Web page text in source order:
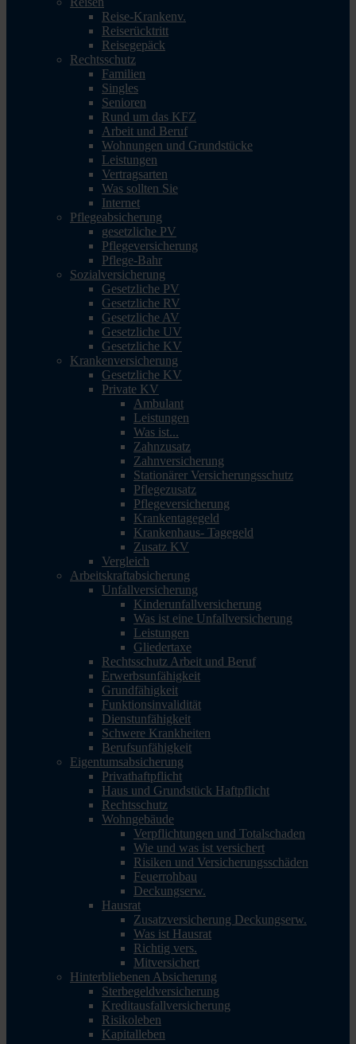
Reise-Krankenv.
Reiserücktritt
Reisegepäck
Rechtsschutz
Familien
Singles
Senioren
Rund um das KFZ
Arbeit und Beruf
Wohnungen und Grundstücke
Leistungen
Vertragsarten
Was sollten Sie
Internet
Pflegeabsicherung
gesetzliche PV
Pflegeversicherung
Pflege-Bahr
Sozialversicherung
Gesetzliche PV
Gesetzliche RV
Gesetzliche AV
Gesetzliche UV
Gesetzliche KV
Krankenversicherung
Gesetzliche KV
Private KV
Ambulant
Leistungen
Was ist...
Zahnzusatz
Zahnversicherung
Stationärer Versicherungsschutz
Pflegezusatz
Pflegeversicherung
Krankentagegeld
Krankenhaus- Tagegeld
Zusatz KV
Vergleich
Arbeitskraftabsicherung
Unfallversicherung
Kinderunfallversicherung
Was ist eine Unfallversicherung
Leistungen
Gliedertaxe
Rechtsschutz Arbeit und Beruf
Erwerbsunfähigkeit
Grundfähigkeit
Funktionsinvalidität
Dienstunfähigkeit
Schwere Krankheiten
Berufsunfähigkeit
Eigentumsabsicherung
Privathaftpflicht
Haus und Grundstück Haftpflicht
Rechtsschutz
Wohngebäude
Verpflichtungen und Totalschaden
Wie und was ist versichert
Risiken und Versicherungsschäden
Feuerrohbau
Deckungserw.
Hausrat
Zusatzversicherung Deckungserw.
Was ist Hausrat
Richtig vers.
Mitversichert
Hinterbliebenen Absicherung
Sterbegeldversicherung
Kreditausfallversicherung
Risikoleben
Kapitalleben